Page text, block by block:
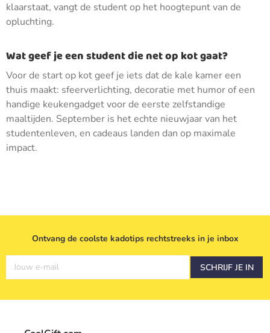
klaarstaat, vangt de student op het hoogtepunt van de
opluchting.
Wat geef je een student die net op kot gaat?
Voor de start op kot geef je iets dat de kale kamer een
thuis maakt: sfeerverlichting, decoratie met humor of een
handige keukengadget voor de eerste zelfstandige
maaltijden. September is het echte nieuwjaar van het
studentenleven, en cadeaus landen dan op maximale
impact.
Ontvang de coolste kadotips rechtstreeks in je inbox
Jouw e-mail SCHRIJF JE IN